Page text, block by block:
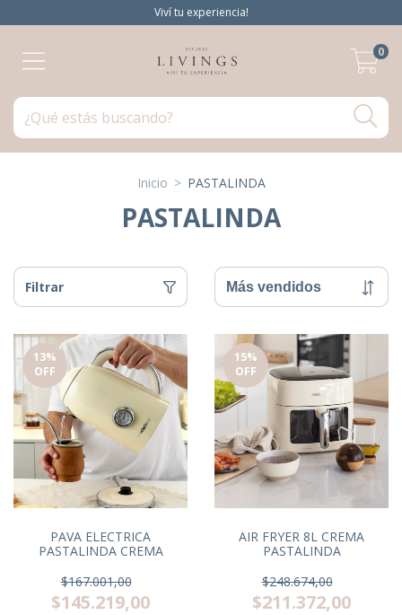
Viví tu experiencia!
0
Inicio > PASTALINDA
PASTALINDA
Filtrar
13%
OFF
PAVA ELECTRICA
PASTALINDA CREMA
$167.001,00
$145.219,00
15%
OFF
AIR FRYER 8L CREMA
PASTALINDA
$248.674,00
$211.372,00